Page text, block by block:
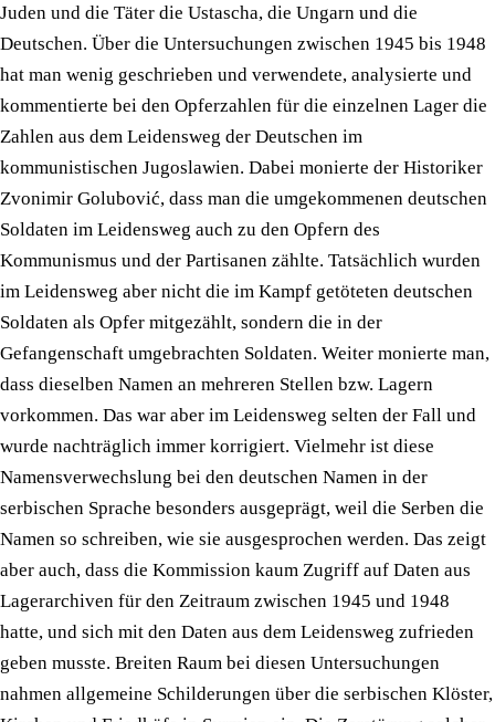
Juden und die Täter die Ustascha, die Ungarn und die
Deutschen. Über die Untersuchungen zwischen 1945 bis 1948
hat man wenig geschrieben und verwendete, analysierte und
kommentierte bei den Opferzahlen für die einzelnen Lager die
Zahlen aus dem Leidensweg der Deutschen im
kommunistischen Jugoslawien. Dabei monierte der Historiker
Zvonimir Golubović, dass man die umgekommenen deutschen
Soldaten im Leidensweg auch zu den Opfern des
Kommunismus und der Partisanen zählte. Tatsächlich wurden
im Leidensweg aber nicht die im Kampf getöteten deutschen
Soldaten als Opfer mitgezählt, sondern die in der
Gefangenschaft umgebrachten Soldaten. Weiter monierte man,
dass dieselben Namen an mehreren Stellen bzw. Lagern
vorkommen. Das war aber im Leidensweg selten der Fall und
wurde nachträglich immer korrigiert. Vielmehr ist diese
Namensverwechslung bei den deutschen Namen in der
serbischen Sprache besonders ausgeprägt, weil die Serben die
Namen so schreiben, wie sie ausgesprochen werden. Das zeigt
aber auch, dass die Kommission kaum Zugriff auf Daten aus
Lagerarchiven für den Zeitraum zwischen 1945 und 1948
hatte, und sich mit den Daten aus dem Leidensweg zufrieden
geben musste. Breiten Raum bei diesen Untersuchungen
nahmen allgemeine Schilderungen über die serbischen Klöster,